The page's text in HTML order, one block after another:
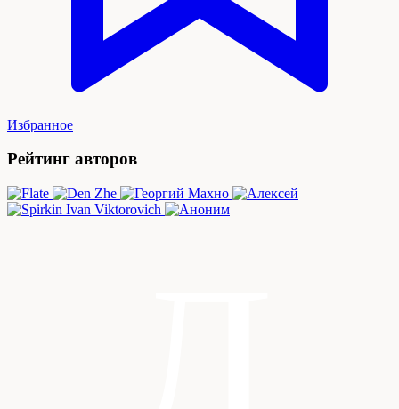
Избранное
Рейтинг авторов